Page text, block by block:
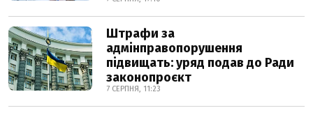
Штрафи за
адмінправопорушення
підвищать: уряд подав до Ради
законопроєкт
7 СЕРПНЯ, 11:23